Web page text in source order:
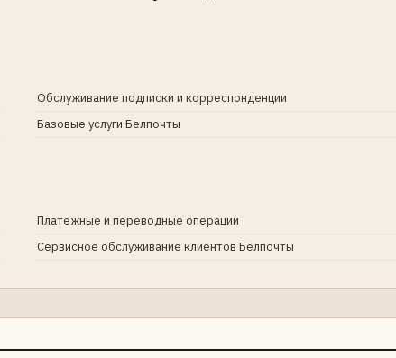
Обслуживание подписки и корреспонденции
Базовые услуги Белпочты
Платежные и переводные операции
Сервисное обслуживание клиентов Белпочты